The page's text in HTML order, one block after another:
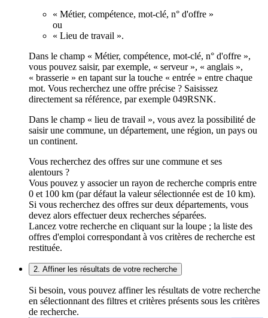
« Métier, compétence, mot-clé, n° d'offre »
ou
« Lieu de travail ».
Dans le champ « Métier, compétence, mot-clé, n° d'offre »,
vous pouvez saisir, par exemple, « serveur », « anglais »,
« brasserie » en tapant sur la touche « entrée » entre chaque
mot. Vous recherchez une offre précise ? Saisissez
directement sa référence, par exemple 049RSNK.
Dans le champ « lieu de travail », vous avez la possibilité de
saisir une commune, un département, une région, un pays ou
un continent.
Vous recherchez des offres sur une commune et ses
alentours ?
Vous pouvez y associer un rayon de recherche compris entre
0 et 100 km (par défaut la valeur sélectionnée est de 10 km).
Si vous recherchez des offres sur deux départements, vous
devez alors effectuer deux recherches séparées.
Lancez votre recherche en cliquant sur la loupe ; la liste des
offres d'emploi correspondant à vos critères de recherche est
restituée.
2. Affiner les résultats de votre recherche
Si besoin, vous pouvez affiner les résultats de votre recherche
en sélectionnant des filtres et critères présents sous les critères
de recherche.